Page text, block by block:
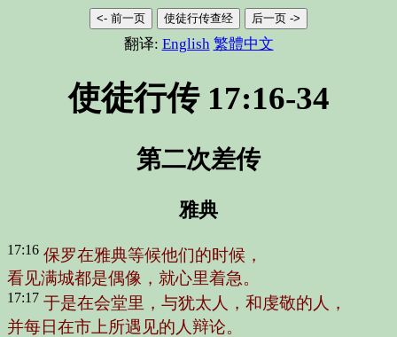
<- 前一页 使徒行传查经 后一页 ->
翻译: English 繁體中文
使徒行传 17:16-34
第二次差传
雅典
17:16 保罗在雅典等候他们的时候，
看见满城都是偶像，就心里着急。
17:17 于是在会堂里，与犹太人，和虔敬的人，
并每日在市上所遇见的人辩论。